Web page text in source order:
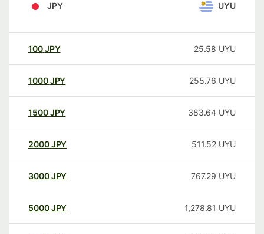
JPY UYU
100JPY 25.58 UYU
1000JPY 255.76 UYU
1500JPY 383.64 UYU
2000JPY 511.52 UYU
3000JPY 767.29 UYU
5000JPY 1,278.81 UYU